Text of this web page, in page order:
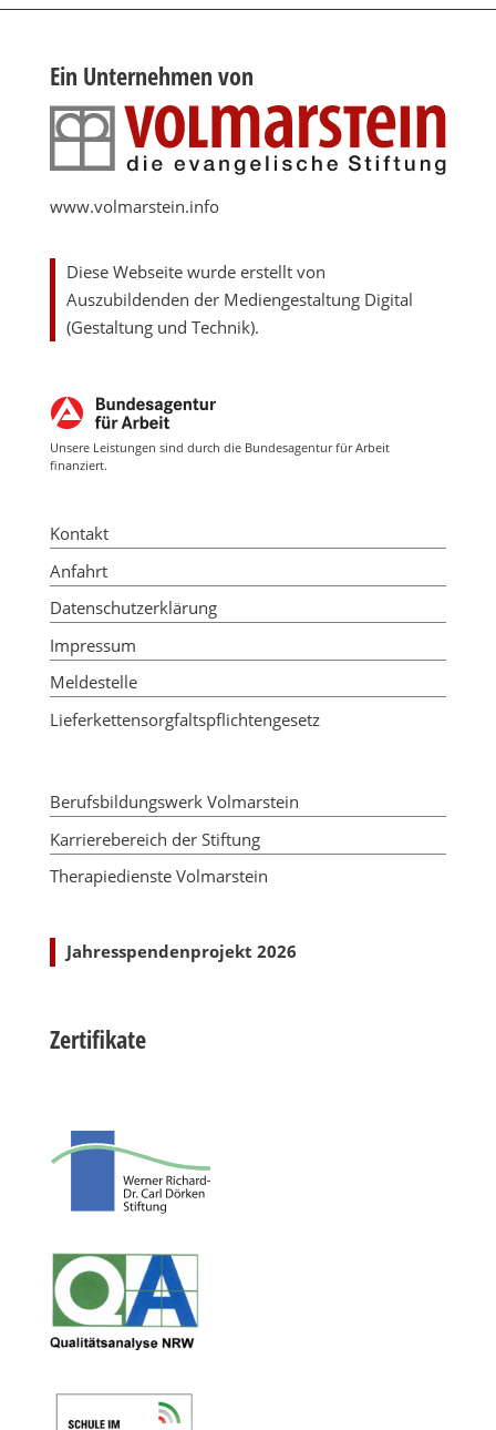
Ein Unternehmen von
www.volmarstein.info
Diese Webseite wurde erstellt von
Auszubildenden der Mediengestaltung Digital
(Gestaltung und Technik).
Unsere Leistungen sind durch die Bundesagentur für Arbeit
finanziert.
Kontakt
Anfahrt
Datenschutzerklärung
Impressum
Meldestelle
Lieferkettensorgfaltspflichtengesetz
Berufsbildungswerk Volmarstein
Karrierebereich der Stiftung
Therapiedienste Volmarstein
Jahresspendenprojekt 2026
Zertifikate